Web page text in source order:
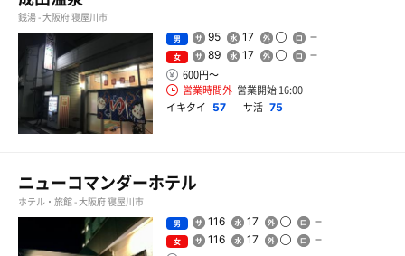
銭湯 - 大阪府 寝屋川市
男 95 17
女 89 17
600円〜
営業時間外 営業開始 16:00
イキタイ 57 サ活 75
ニューコマンダーホテル
ホテル・旅館 - 大阪府 寝屋川市
男 116 17
女 116 17